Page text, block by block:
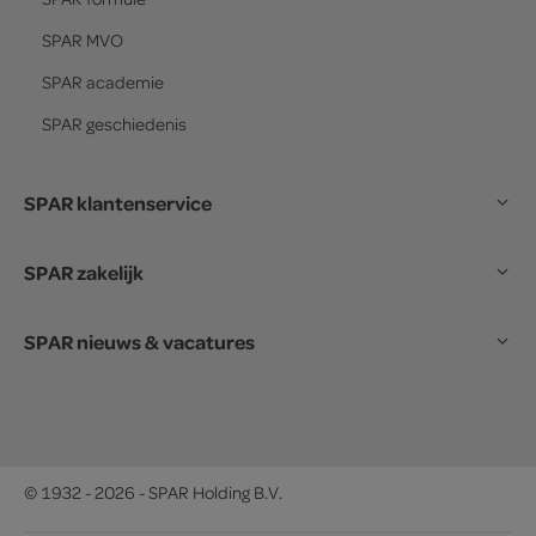
SPAR MVO
SPAR academie
SPAR geschiedenis
SPAR klantenservice
SPAR zakelijk
SPAR nieuws & vacatures
© 1932 - 2026 - SPAR Holding B.V.